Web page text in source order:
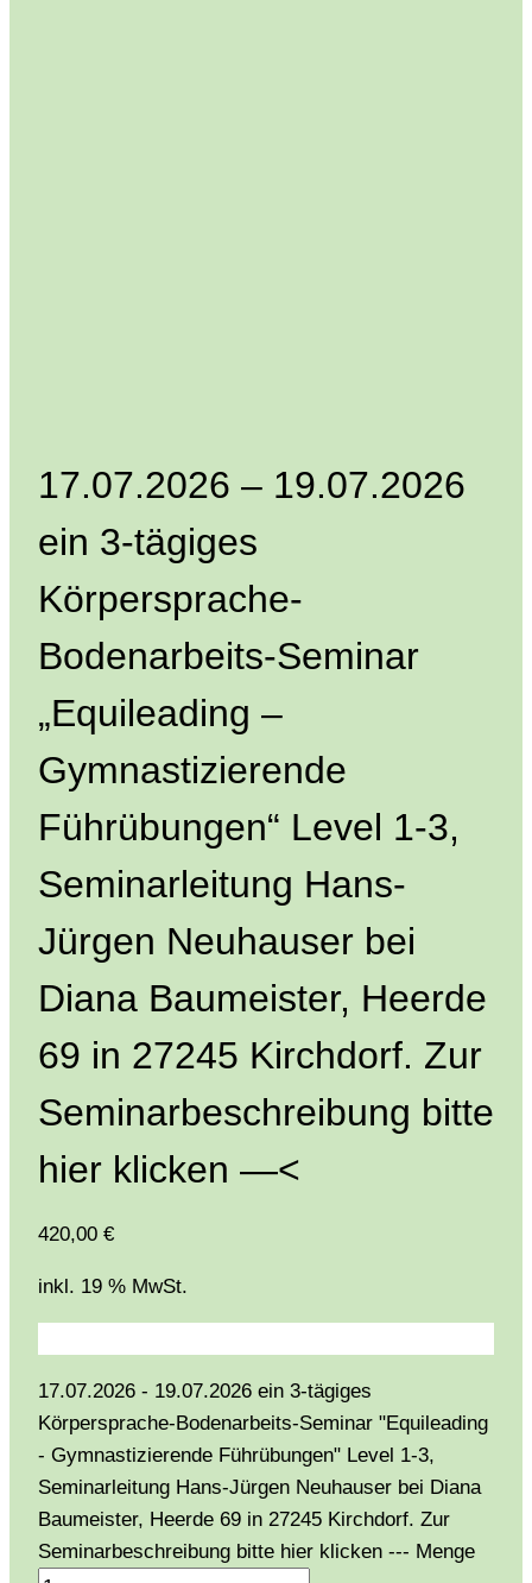
17.07.2026 – 19.07.2026
ein 3-tägiges
Körpersprache-
Bodenarbeits-Seminar
„Equileading –
Gymnastizierende
Führübungen“ Level 1-3,
Seminarleitung Hans-
Jürgen Neuhauser bei
Diana Baumeister, Heerde
69 in 27245 Kirchdorf. Zur
Seminarbeschreibung bitte
hier klicken —<
420,00 €
inkl. 19 % MwSt.
17.07.2026 - 19.07.2026 ein 3-tägiges
Körpersprache-Bodenarbeits-Seminar "Equileading
- Gymnastizierende Führübungen" Level 1-3,
Seminarleitung Hans-Jürgen Neuhauser bei Diana
Baumeister, Heerde 69 in 27245 Kirchdorf. Zur
Seminarbeschreibung bitte hier klicken --- Menge